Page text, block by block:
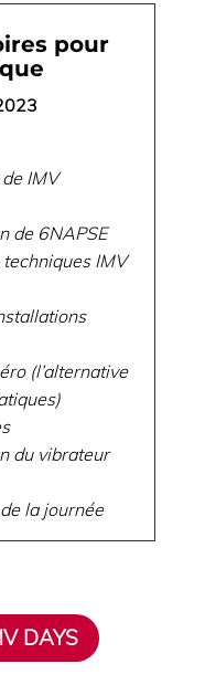
pour
IMV
de 6NAPSE
IMV
(l’alternative
du vibrateur
la journée
DAYS